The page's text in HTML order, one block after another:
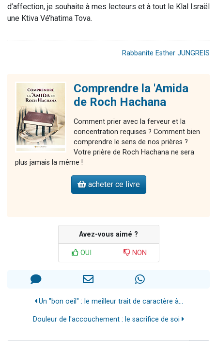
d’affection, je souhaite à mes lecteurs et à tout le Klal Israël
une Ktiva Vé’hatima Tova.
Rabbanite Esther JUNGREIS
Comprendre la 'Amida
de Roch Hachana
Comment prier avec la ferveur et la
concentration requises ? Comment bien
comprendre le sens de nos prières ?
Votre prière de Roch Hachana ne sera
plus jamais la même !
acheter ce livre
Avez-vous aimé ?
OUI NON
Un "bon oeil" : le meilleur trait de caractère à...
Douleur de l'accouchement : le sacrifice de soi